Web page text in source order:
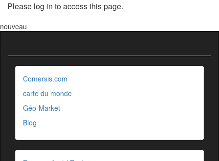
Please log in to access this page.
nouveau
Comersis.com
carte du monde
Géo-Market
Blog